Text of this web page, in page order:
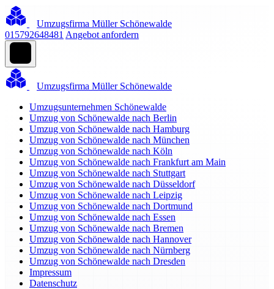
Umzugsfirma Müller Schönewalde
015792648481 Angebot anfordern
Umzugsfirma Müller Schönewalde
Umzugsunternehmen Schönewalde
Umzug von Schönewalde nach Berlin
Umzug von Schönewalde nach Hamburg
Umzug von Schönewalde nach München
Umzug von Schönewalde nach Köln
Umzug von Schönewalde nach Frankfurt am Main
Umzug von Schönewalde nach Stuttgart
Umzug von Schönewalde nach Düsseldorf
Umzug von Schönewalde nach Leipzig
Umzug von Schönewalde nach Dortmund
Umzug von Schönewalde nach Essen
Umzug von Schönewalde nach Bremen
Umzug von Schönewalde nach Hannover
Umzug von Schönewalde nach Nürnberg
Umzug von Schönewalde nach Dresden
Impressum
Datenschutz